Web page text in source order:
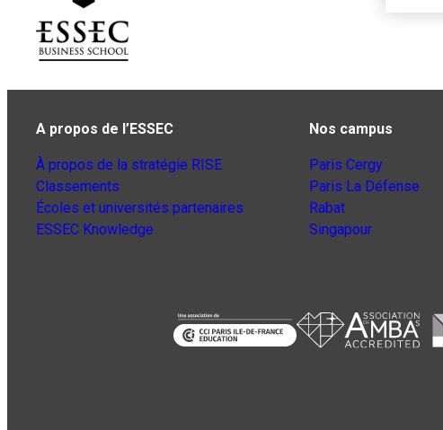
A propos de l’ESSEC
À propos de la stratégie RISE
Classements
Écoles et universités partenaires
ESSEC Knowledge
Nos campus
Paris Cergy
Paris La Défense
Rabat
Singapour